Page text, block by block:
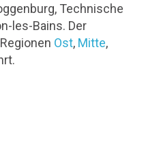
Technische
les-Bains. Der
Ost, Mitte,